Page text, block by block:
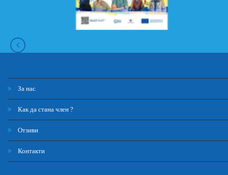
За нас
Как да стана член ?
Отзиви
Контакти